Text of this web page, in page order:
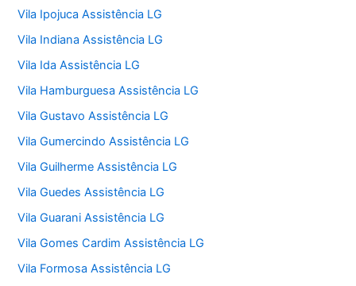
Vila Ipojuca Assistência LG
Vila Indiana Assistência LG
Vila Ida Assistência LG
Vila Hamburguesa Assistência LG
Vila Gustavo Assistência LG
Vila Gumercindo Assistência LG
Vila Guilherme Assistência LG
Vila Guedes Assistência LG
Vila Guarani Assistência LG
Vila Gomes Cardim Assistência LG
Vila Formosa Assistência LG